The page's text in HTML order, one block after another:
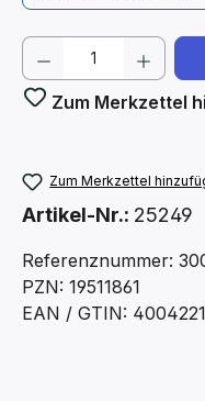
Produkt
Zum Merkzettel
Zum Merkzettel
Artikel-Nr.: 25249
Referenznummer:
PZN: 19511861
EAN / GTIN: